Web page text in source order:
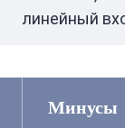
линейный
Минусы